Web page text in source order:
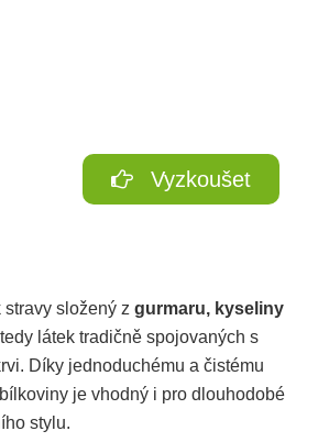
Vyzkoušet
složený z gurmaru, kyseliny
látek tradičně spojovaných s
Díky jednoduchému a čistému
je vhodný i pro dlouhodobé
stylu.